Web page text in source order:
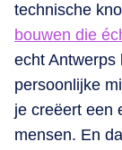
technische
bouwen die
echt Antwerps
persoonlijke
je creëert een
mensen. En